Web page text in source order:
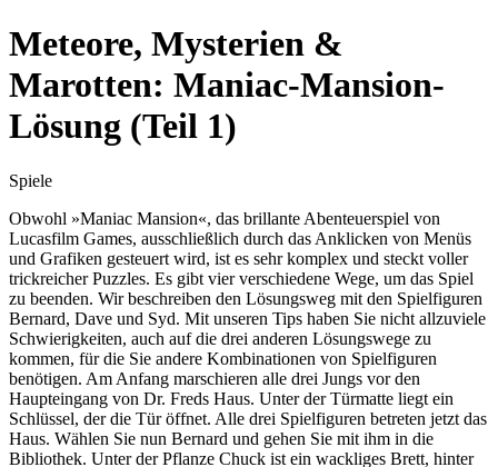
Meteore, Mysterien &
Marotten: Maniac-Mansion-
Lösung (Teil 1)
Spiele
Obwohl »Maniac Mansion«, das brillante Abenteuerspiel von
Lucasfilm Games, ausschließlich durch das Anklicken von Menüs
und Grafiken gesteuert wird, ist es sehr komplex und steckt voller
trickreicher Puzzles. Es gibt vier verschiedene Wege, um das Spiel
zu beenden. Wir beschreiben den Lösungsweg mit den Spielfiguren
Bernard, Dave und Syd. Mit unseren Tips haben Sie nicht allzuviele
Schwierigkeiten, auch auf die drei anderen Lösungswege zu
kommen, für die Sie andere Kombinationen von Spielfiguren
benötigen. Am Anfang marschieren alle drei Jungs vor den
Haupteingang von Dr. Freds Haus. Unter der Türmatte liegt ein
Schlüssel, der die Tür öffnet. Alle drei Spielfiguren betreten jetzt das
Haus. Wählen Sie nun Bernard und gehen Sie mit ihm in die
Bibliothek. Unter der Pflanze Chuck ist ein wackliges Brett, hinter